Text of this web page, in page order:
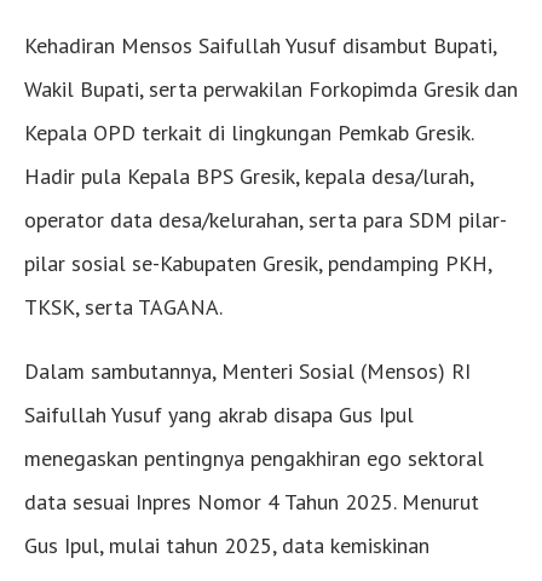
Kehadiran Mensos Saifullah Yusuf disambut Bupati,
Wakil Bupati, serta perwakilan Forkopimda Gresik dan
Kepala OPD terkait di lingkungan Pemkab Gresik.
Hadir pula Kepala BPS Gresik, kepala desa/lurah,
operator data desa/kelurahan, serta para SDM pilar-
pilar sosial se-Kabupaten Gresik, pendamping PKH,
TKSK, serta TAGANA.
Dalam sambutannya, Menteri Sosial (Mensos) RI
Saifullah Yusuf yang akrab disapa Gus Ipul
menegaskan pentingnya pengakhiran ego sektoral
data sesuai Inpres Nomor 4 Tahun 2025. Menurut
Gus Ipul, mulai tahun 2025, data kemiskinan